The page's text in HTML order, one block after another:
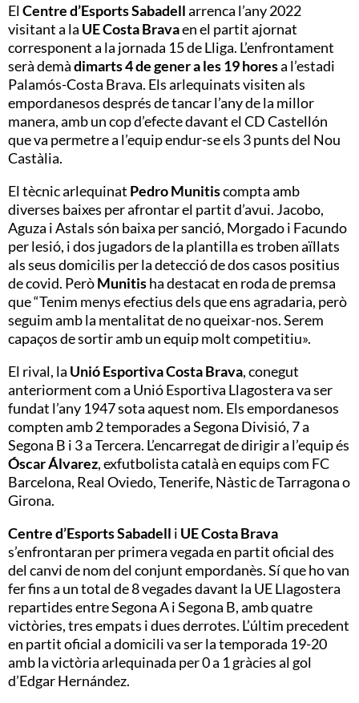
ElCentre d’Esports Sabadellarrenca l’any 2022
visitant a la UE Costa Bravaen el partit ajornat
corresponent a la jornada 15 de Lliga. L’enfrontament
serà demàdimarts 4 de gener a les 19 horesa l’estadi
Palamós-Costa Brava. Els arlequinats visiten als
empordanesos després de tancar l’any de la millor
manera, amb un cop d’efecte davant el CD Castellón
que va permetre a l’equip endur-se els 3 punts del Nou
Castàlia.
El tècnic arlequinat Pedro Munitiscompta amb
diverses baixes per afrontar el partit d’avui. Jacobo,
Aguza i Astals són baixa per sanció, Morgado i Facundo
per lesió, i dos jugadors de la plantilla es troben aïllats
als seus domicilis per la detecció de dos casos positius
de covid. PeròMunitisha destacat en roda de premsa
que “Tenim menys efectius dels que ens agradaria, però
seguim amb la mentalitat de no queixar-nos. Serem
capaços de sortir amb un equip molt competitiu».
El rival, la Unió Esportiva Costa Brava, conegut
anteriorment com a Unió Esportiva Llagostera va ser
fundat l’any 1947 sota aquest nom. Els empordanesos
compten amb 2 temporades a Segona Divisió, 7 a
Segona B i 3 a Tercera. L’encarregat de dirigir a l’equip és
Óscar Álvarez, exfutbolista català en equips com FC
Barcelona, Real Oviedo, Tenerife, Nàstic de Tarragona o
Girona.
Centre d’Esports Sabadell i UE Costa Brava
s’enfrontaran per primera vegada en partit oficial des
del canvi de nom del conjunt empordanès. Sí que ho van
fer fins a un total de 8 vegades davant la UE Llagostera
repartides entre Segona A i Segona B, amb quatre
victòries, tres empats i dues derrotes. L’últim precedent
en partit oficial a domicili va ser la temporada 19-20
amb la victòria arlequinada per 0 a 1 gràcies al gol
d’Edgar Hernández.